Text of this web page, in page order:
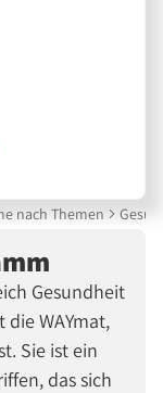
nach Themen
Gesundheit
WAYmat,
Sie ist ein
das sich